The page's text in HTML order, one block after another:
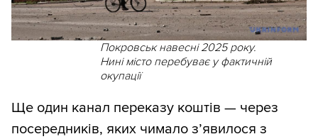
Покровськ навесні 2025 року.
Нині місто перебуває у фактичній
окупації
Ще один канал переказу коштів — через
посередників, яких чимало з’явилося з